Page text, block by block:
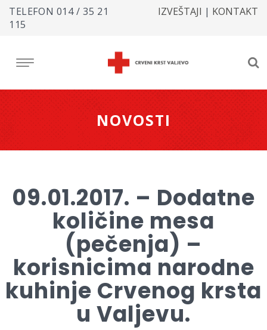
TELEFON 014 / 35 21
115
IZVEŠTAJI | KONTAKT
NOVOSTI
09.01.2017. – Dodatne
količine mesa
(pečenja) –
korisnicima narodne
kuhinje Crvenog krsta
u Valjevu.